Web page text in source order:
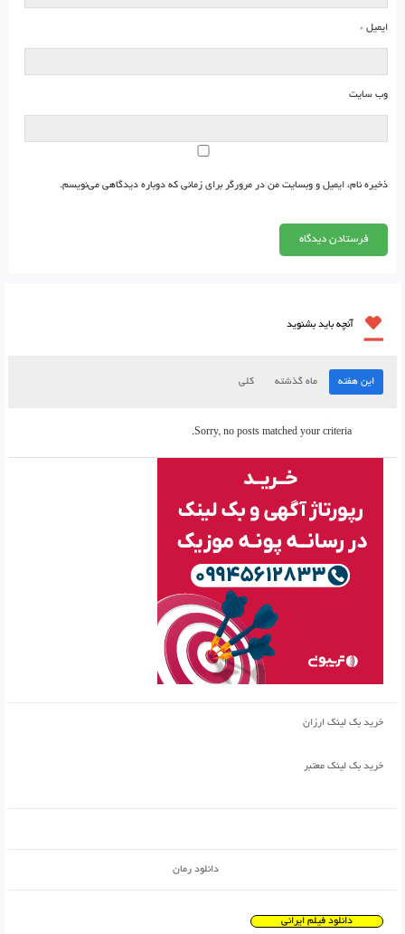
ایمیل *
وب‌ سایت
ذخیره نام، ایمیل و وبسایت من در مرورگر برای زمانی که دوباره دیدگاهی می‌نویسم.
آنچه باید بشنوید
این هفته ماه گذشته کلی
Sorry, no posts matched your criteria.
خرید بک لینک ارزان
خرید بک لینک معتبر
دانلود رمان
دانلود فیلم ایرانی